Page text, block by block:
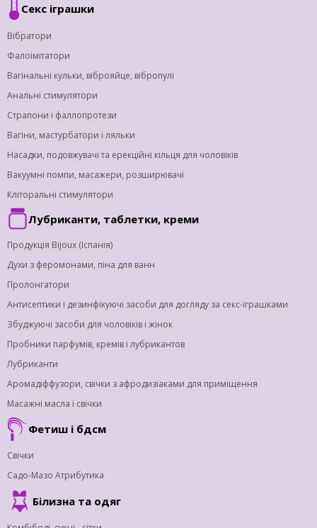
Секс іграшки
Вібратори
Фалоімітатори
Вагінальні кульки, віброяйце, вібропулі
Анальні стимулятори
Страпони і фаллопротези
Вагіни, мастурбатори і ляльки
Насадки, подовжувачі та ерекційні кільця для чоловіків
Вакуумні помпи, масажери, розширювачі
Кліторальні стимулятори
Лубриканти, таблетки, креми
Продукція Bijoux (Іспанія)
Духи з феромонами, піна для ванн
Пролонгатори
Антисептики і дезинфікуючі засоби для догляду за секс-іграшками
Збуджуючі засоби для чоловіків і жінок
Пробники парфумів, кремів і лубрикантов
Лубриканти
Аромадіффузори, свічки з афродизіаками для приміщення
Масажні масла і свічки
Фетиш і бдсм
Свічки
Садо-Мазо Атрибутика
Білизна та одяг